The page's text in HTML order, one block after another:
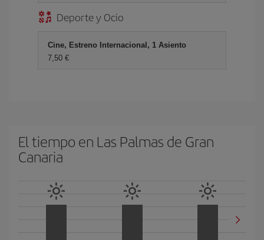
Deporte y Ocio
Cine, Estreno Internacional, 1 Asiento
7,50 €
El tiempo en Las Palmas de Gran
Canaria